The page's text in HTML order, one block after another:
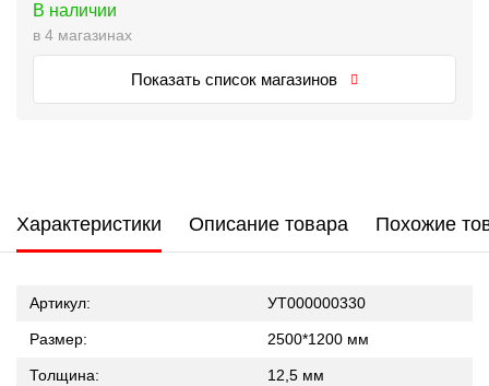
В наличии
в 4 магазинах
Показать список магазинов
Характеристики Описание товара Похожие
Артикул: УТ000000330
Размер: 2500*1200 мм
Толщина: 12,5 мм